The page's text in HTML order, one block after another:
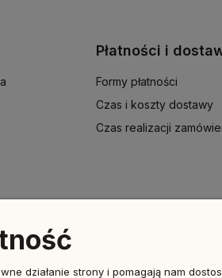
Płatności i
Formy płatności
Czas i koszty dostawy
Czas realizacji
działanie strony i pomagają nam